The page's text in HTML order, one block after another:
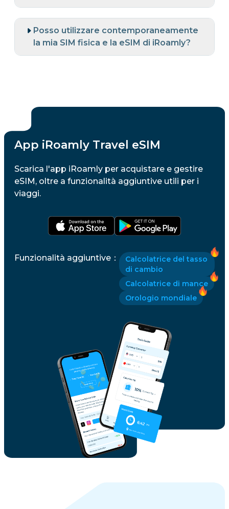
Posso utilizzare contemporaneamente
la mia SIM fisica e la eSIM di iRoamly?
App iRoamly Travel eSIM
Scarica l'app iRoamly per acquistare e gestire
eSIM, oltre a funzionalità aggiuntive utili per i
viaggi.
Funzionalità aggiuntive ：
Calcolatrice del tasso
di cambio
Calcolatrice di mance
Orologio mondiale